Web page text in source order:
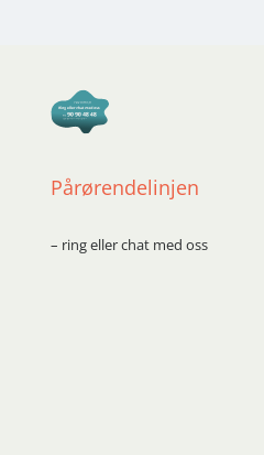
Pårørendelinjen
– ring eller chat med oss